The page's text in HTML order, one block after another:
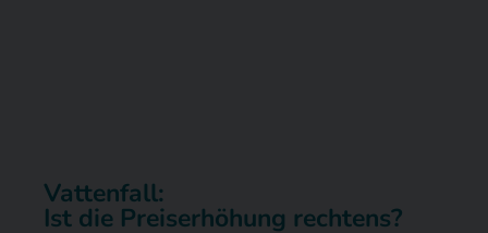
Vattenfall:
Ist die Preiserhöhung rechtens?